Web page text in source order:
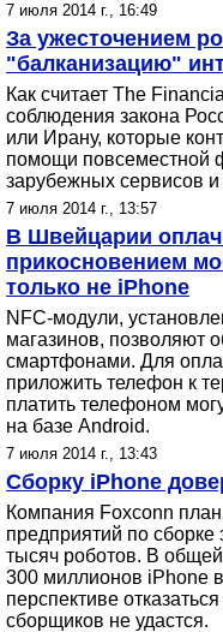
7 июля 2014 г., 16:49
За ужесточением
"балканизацию"
Как считает The
соблюдения закона
или Ирану, которые
помощи повсеместной
зарубежных сервисов
7 июля 2014 г., 13:57
В Швейцарии
прикосновением
только не iPhone
NFC-модули,
магазинов, позволяют
смартфонами. Для
приложить телефон к
платить телефоном
на базе Android.
7 июля 2014 г., 13:43
Сборку iPhone
Компания Foxconn
предприятий по сборке
тысяч роботов. В
300 миллионов iPhone
перспективе
сборщиков не удастся.